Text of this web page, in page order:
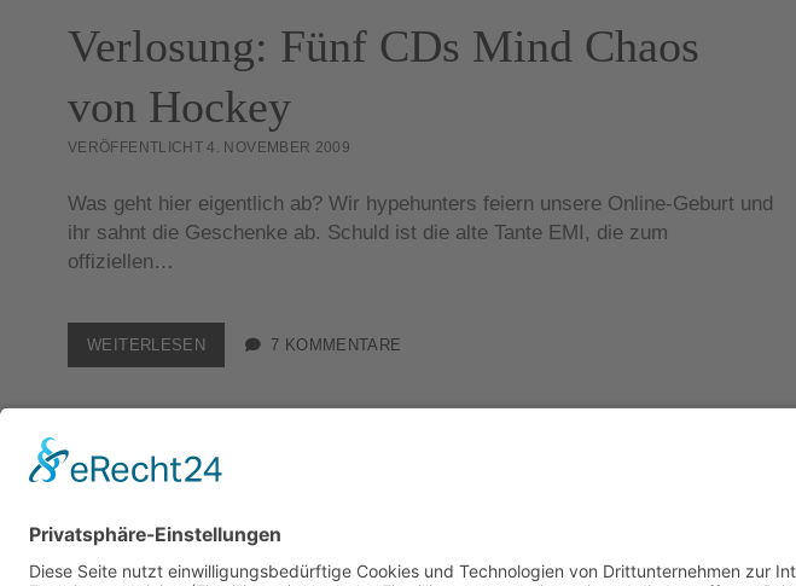
Verlosung: Fünf CDs Mind Chaos
von Hockey
VERÖFFENTLICHT 4. NOVEMBER 2009
Was geht hier eigentlich ab? Wir hypehunters feiern unsere Online-Geburt und
ihr sahnt die Geschenke ab. Schuld ist die alte Tante EMI, die zum
offiziellen…
WEITERLESEN VERLOSUNG:
FÜNF
MIND
VON
HOCKEY
7 KOMMENTARE